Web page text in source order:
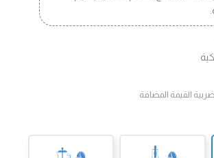
القيمة المضافة